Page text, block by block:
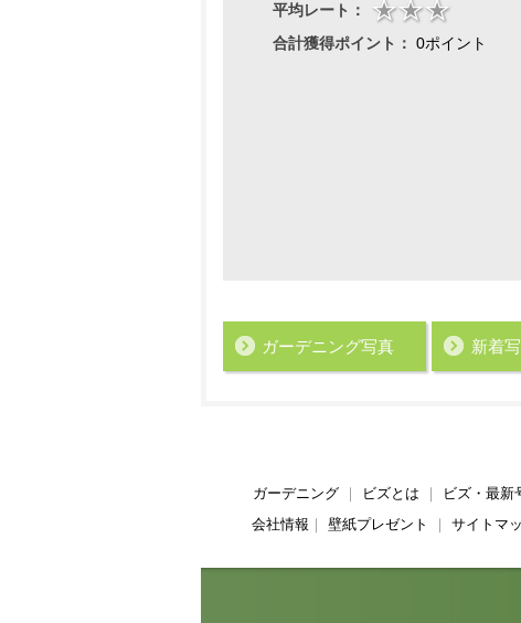
平均レート：
合計獲得ポイント： 0ポイント
ガーデニング写真 新着
ガーデニング｜ ビズとは ビズ・最新
会社情報
壁紙プレゼント サイトマ